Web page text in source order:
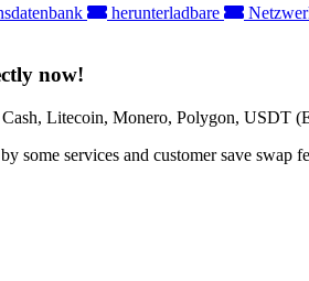
herunterladbare
now!
Litecoin, Monero, Polygon, USDT
some services and customer save swap